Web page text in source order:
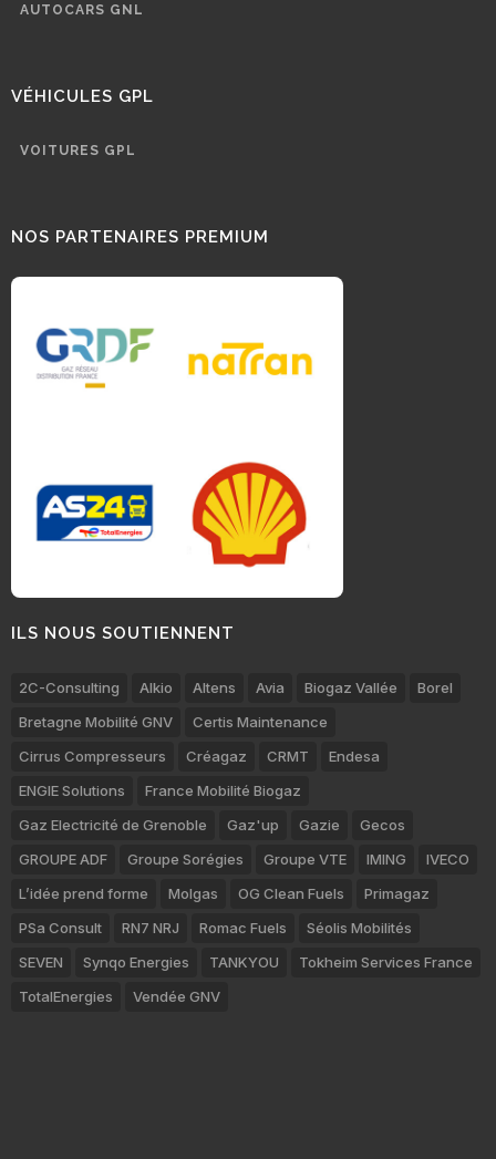
AUTOCARS GNL
VÉHICULES GPL
VOITURES GPL
NOS PARTENAIRES PREMIUM
ILS NOUS SOUTIENNENT
2C-Consulting Alkio Altens Avia Biogaz Vallée
Borel
Bretagne Mobilité GNV
Certis Maintenance
Cirrus Compresseurs
Créagaz CRMT
Endesa
ENGIE Solutions
France Mobilité Biogaz
Gaz Electricité de Grenoble
Gaz'up Gazie
Gecos
GROUPE ADF
Groupe Sorégies Groupe VTE IMING
IVECO
L’idée prend forme
Molgas OG Clean Fuels
Primagaz
PSa Consult
RN7 NRJ Romac Fuels
Séolis Mobilités
SEVEN
Synqo Energies TANKYOU
Tokheim Services France
TotalEnergies
Vendée GNV